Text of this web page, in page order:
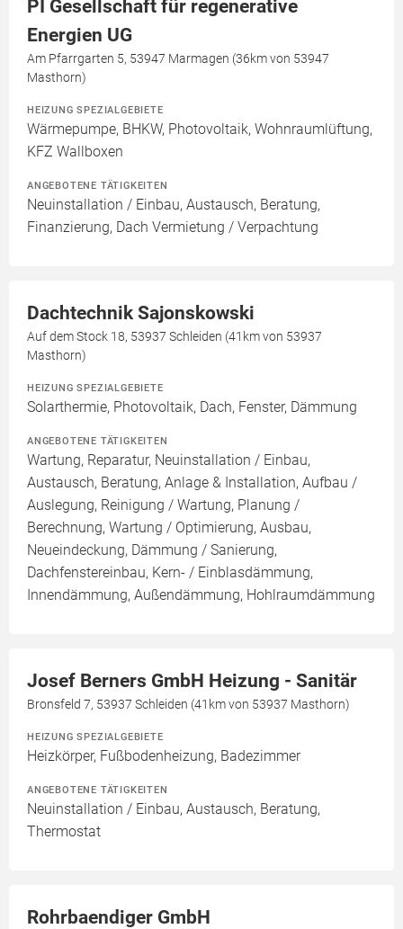
PI Gesellschaft für regenerative
Energien UG
Am Pfarrgarten 5, 53947 Marmagen (36km von 53947
Masthorn)
HEIZUNG SPEZIALGEBIETE
Wärmepumpe, BHKW, Photovoltaik, Wohnraumlüftung,
KFZ Wallboxen
ANGEBOTENE TÄTIGKEITEN
Neuinstallation / Einbau, Austausch, Beratung,
Finanzierung, Dach Vermietung / Verpachtung
Dachtechnik Sajonskowski
Auf dem Stock 18, 53937 Schleiden (41km von 53937
Masthorn)
HEIZUNG SPEZIALGEBIETE
Solarthermie, Photovoltaik, Dach, Fenster, Dämmung
ANGEBOTENE TÄTIGKEITEN
Wartung, Reparatur, Neuinstallation / Einbau,
Austausch, Beratung, Anlage & Installation, Aufbau /
Auslegung, Reinigung / Wartung, Planung /
Berechnung, Wartung / Optimierung, Ausbau,
Neueindeckung, Dämmung / Sanierung,
Dachfenstereinbau, Kern- / Einblasdämmung,
Innendämmung, Außendämmung, Hohlraumdämmung
Josef Berners GmbH Heizung - Sanitär
Bronsfeld 7, 53937 Schleiden (41km von 53937 Masthorn)
HEIZUNG SPEZIALGEBIETE
Heizkörper, Fußbodenheizung, Badezimmer
ANGEBOTENE TÄTIGKEITEN
Neuinstallation / Einbau, Austausch, Beratung,
Thermostat
Rohrbaendiger GmbH